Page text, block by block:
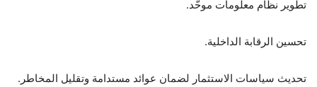
تطوير نظام معلومات موحّد.
تحسين الرقابة الداخلية.
تحديث سياسات الاستثمار لضمان عوائد مستدامة وتقليل المخاطر.